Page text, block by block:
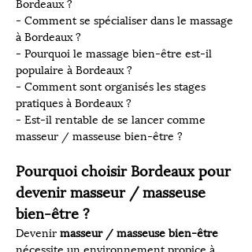
Bordeaux ?
- Comment se spécialiser dans le massage
à Bordeaux ?
- Pourquoi le massage bien-être est-il
populaire à Bordeaux ?
- Comment sont organisés les stages
pratiques à Bordeaux ?
- Est-il rentable de se lancer comme
masseur / masseuse bien-être ?
Pourquoi choisir Bordeaux pour
devenir masseur / masseuse
bien-être ?
Devenir masseur / masseuse bien-être